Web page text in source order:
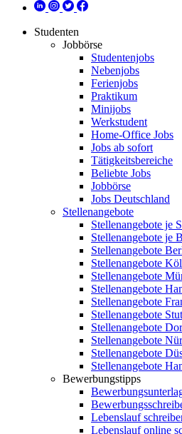
Studenten
Jobbörse
Studentenjobs
Nebenjobs
Ferienjobs
Praktikum
Minijobs
Werkstudent
Home-Office Jobs
Jobs ab sofort
Tätigkeitsbereiche
Beliebte Jobs
Jobbörse
Jobs Deutschland
Stellenangebote
Stellenangebote je
Stellenangebote je
Stellenangebote
Stellenangebote
Stellenangebote
Stellenangebote
Stellenangebote
Stellenangebote
Stellenangebote
Stellenangebote
Stellenangebote
Stellenangebote
Bewerbungstipps
Lebenslauf
Lebenslauf online